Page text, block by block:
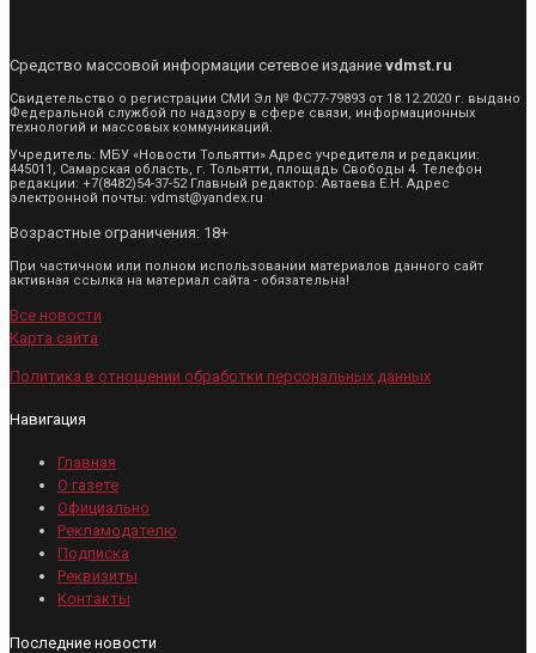
Средство массовой информации сетевое издание vdmst.ru
Свидетельство о регистрации СМИ Эл № ФС77-79893 от 18.12.2020 г. выдано
Федеральной службой по надзору в сфере связи, информационных
технологий и массовых коммуникаций.
Учредитель: МБУ «Новости Тольятти» Адрес учредителя и редакции:
445011, Самарская область, г. Тольятти, площадь Свободы 4. Телефон
редакции: +7(8482)54-37-52 Главный редактор: Автаева Е.Н. Адрес
электронной почты: vdmst@yandex.ru
Возрастные ограничения: 18+
При частичном или полном использовании материалов данного сайт
активная ссылка на материал сайта - обязательна!
Все новости
Карта сайта
Политика в отношении обработки персональных данных
Навигация
Главная
О газете
Официально
Рекламодателю
Подписка
Реквизиты
Контакты
Последние новости